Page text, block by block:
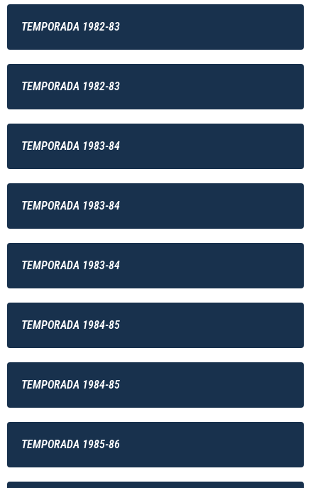
TEMPORADA 1982-83
TEMPORADA 1982-83
TEMPORADA 1983-84
TEMPORADA 1983-84
TEMPORADA 1983-84
TEMPORADA 1984-85
TEMPORADA 1984-85
TEMPORADA 1985-86